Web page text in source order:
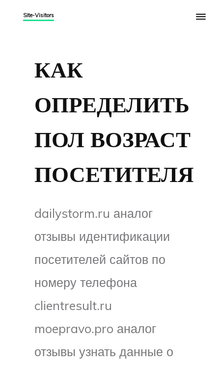
Site-Visitors
КАК
ОПРЕДЕЛИТЬ
ПОЛ ВОЗРАСТ
ПОСЕТИТЕЛЯ
dailystorm.ru аналог
отзывы идентификации
посетителей сайтов по
номеру телефона
clientresult.ru
moepravo.pro аналог
отзывы узнать данные о